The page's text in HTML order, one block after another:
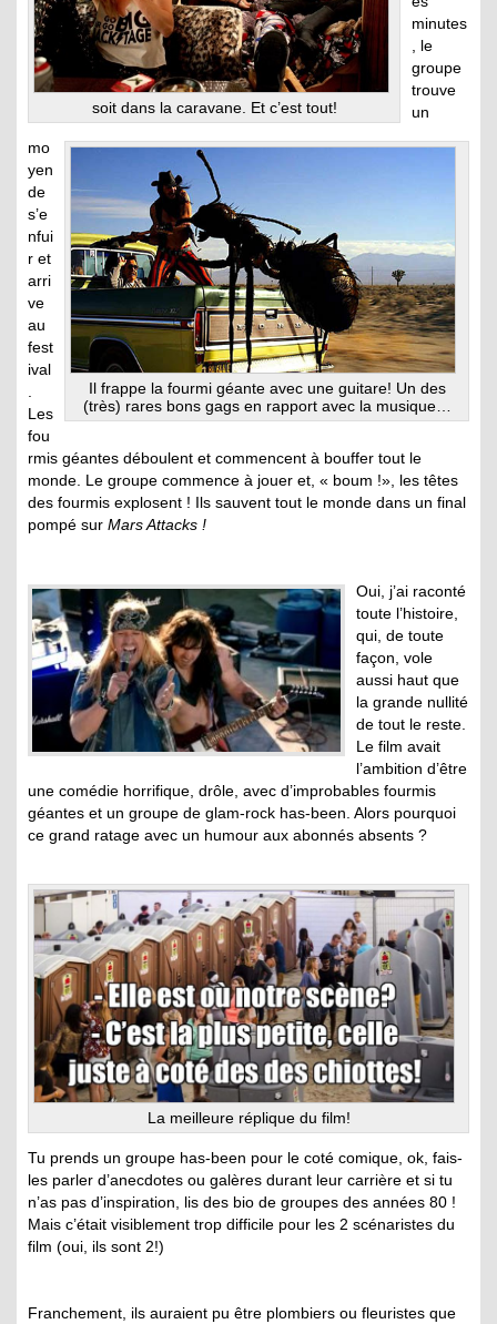
soit dans la caravane. Et c’est tout!
Il frappe la fourmi géante avec une guitare! Un des
(très) rares bons gags en rapport avec la musique…
minutes
, le
groupe
trouve
un
mo
yen
de
s’e
nfui
r et
arri
ve
au
fest
ival
.
Les
fou
rmis géantes déboulent et commencent à bouffer tout le
monde. Le groupe commence à jouer et, « boum !», les têtes
des fourmis explosent ! Ils sauvent tout le monde dans un final
pompé sur Mars Attacks !
Oui, j’ai raconté
toute l’histoire,
qui, de toute
façon, vole
aussi haut que
la grande nullité
de tout le reste.
Le film avait
l’ambition d’être
une comédie horrifique, drôle, avec d’improbables fourmis
géantes et un groupe de glam-rock has-been. Alors pourquoi
ce grand ratage avec un humour aux abonnés absents ?
La meilleure réplique du film!
Tu prends un groupe has-been pour le coté comique, ok, fais-
les parler d’anecdotes ou galères durant leur carrière et si tu
n’as pas d’inspiration, lis des bio de groupes des années 80 !
Mais c’était visiblement trop difficile pour les 2 scénaristes du
film (oui, ils sont 2!)
Franchement, ils auraient pu être plombiers ou fleuristes que